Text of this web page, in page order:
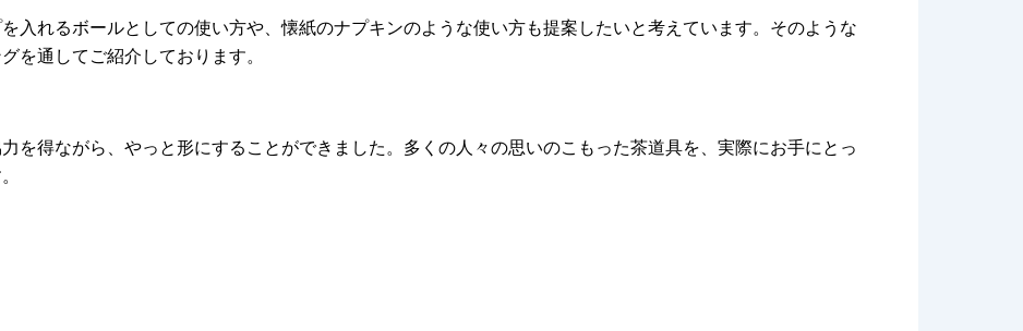
入れるボールとしての使い方や、懐紙のナプキンのような使い方も提案したいと考えています。そのような
を通してご紹介しております。
を得ながら、やっと形にすることができました。多くの人々の思いのこもった茶道具を、実際にお手にとっ